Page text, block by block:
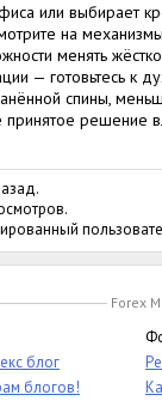
или выбирает
на
менять
— готовьтесь к
спины,
решение
Forex
блог
блогов!